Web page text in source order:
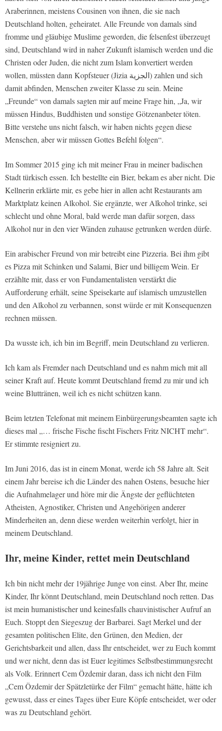
Araberinnen, meistens Cousinen von ihnen, die sie nach
Deutschland holten, geheiratet. Alle Freunde von damals sind
fromme und gläubige Muslime geworden, die felsenfest überzeugt
sind, Deutschland wird in naher Zukunft islamisch werden und die
Christen oder Juden, die nicht zum Islam konvertiert werden
wollen, müssten dann Kopfsteuer (Jizia الجزية) zahlen und sich
damit abfinden, Menschen zweiter Klasse zu sein. Meine
„Freunde“ von damals sagten mir auf meine Frage hin, „Ja, wir
müssen Hindus, Buddhisten und sonstige Götzenanbeter töten.
Bitte verstehe uns nicht falsch, wir haben nichts gegen diese
Menschen, aber wir müssen Gottes Befehl folgen“.
Im Sommer 2015 ging ich mit meiner Frau in meiner badischen
Stadt türkisch essen. Ich bestellte ein Bier, bekam es aber nicht. Die
Kellnerin erklärte mir, es gebe hier in allen acht Restaurants am
Marktplatz keinen Alkohol. Sie ergänzte, wer Alkohol trinke, sei
schlecht und ohne Moral, bald werde man dafür sorgen, dass
Alkohol nur in den vier Wänden zuhause getrunken werden dürfe.
Ein arabischer Freund von mir betreibt eine Pizzeria. Bei ihm gibt
es Pizza mit Schinken und Salami, Bier und billigem Wein. Er
erzählte mir, dass er von Fundamentalisten verstärkt die
Aufforderung erhält, seine Speisekarte auf islamisch umzustellen
und den Alkohol zu verbannen, sonst würde er mit Konsequenzen
rechnen müssen.
Da wusste ich, ich bin im Begriff, mein Deutschland zu verlieren.
Ich kam als Fremder nach Deutschland und es nahm mich mit all
seiner Kraft auf. Heute kommt Deutschland fremd zu mir und ich
weine Bluttränen, weil ich es nicht schützen kann.
Beim letzten Telefonat mit meinem Einbürgerungsbeamten sagte ich
dieses mal „… frische Fische fischt Fischers Fritz NICHT mehr“.
Er stimmte resigniert zu.
Im Juni 2016, das ist in einem Monat, werde ich 58 Jahre alt. Seit
einem Jahr bereise ich die Länder des nahen Ostens, besuche hier
die Aufnahmelager und höre mir die Ängste der geflüchteten
Atheisten, Agnostiker, Christen und Angehörigen anderer
Minderheiten an, denn diese werden weiterhin verfolgt, hier in
meinem Deutschland.
Ihr, meine Kinder, rettet mein Deutschland
Ich bin nicht mehr der 19jährige Junge von einst. Aber Ihr, meine
Kinder, Ihr könnt Deutschland, mein Deutschland noch retten. Das
ist mein humanistischer und keinesfalls chauvinistischer Aufruf an
Euch. Stoppt den Siegeszug der Barbarei. Sagt Merkel und der
gesamten politischen Elite, den Grünen, den Medien, der
Gerichtsbarkeit und allen, dass Ihr entscheidet, wer zu Euch kommt
und wer nicht, denn das ist Euer legitimes Selbstbestimmungsrecht
als Volk. Erinnert Cem Özdemir daran, dass ich nicht den Film
„Cem Özdemir der Spätzletürke der Film“ gemacht hätte, hätte ich
gewusst, dass er eines Tages über Eure Köpfe entscheidet, wer oder
was zu Deutschland gehört.